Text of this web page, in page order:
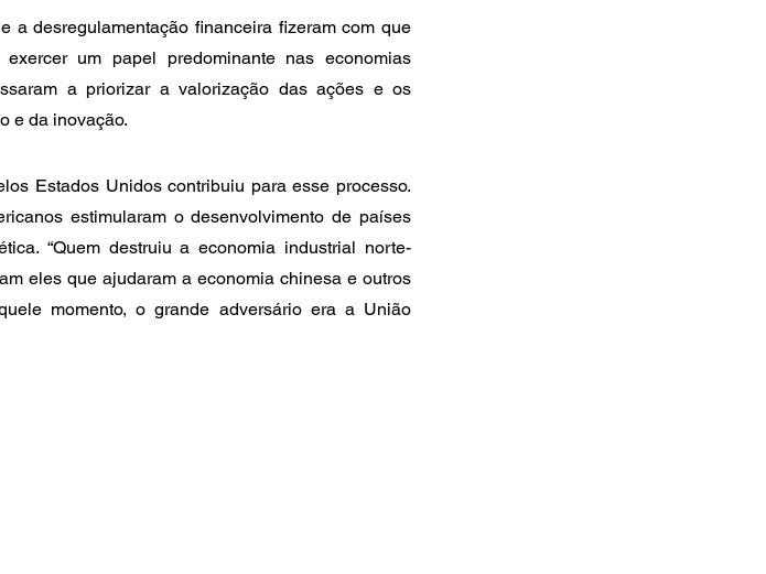
a desregulamentação financeira fizeram com que
um papel predominante nas economias
a priorizar a valorização das ações e os
e da inovação.
Estados Unidos contribuiu para esse processo.
estimularam o desenvolvimento de países
“Quem destruiu a economia industrial norte-
eles que ajudaram a economia chinesa e outros
momento, o grande adversário era a União